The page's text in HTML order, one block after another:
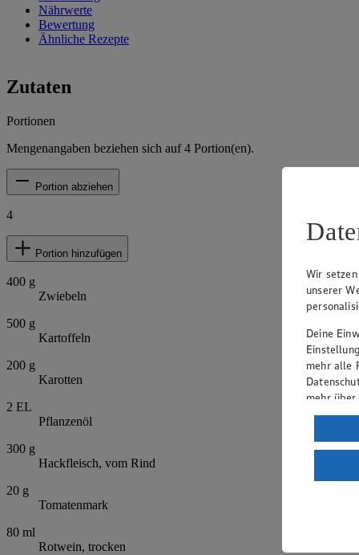
Nährwerte
Bewertung
Ähnliche Rezepte
Zutaten
Portionen
Mengenangaben beziehen sich auf4 Portion(en).
Portion abziehen
4
Portion hinzufügen
400 g
Zwiebeln
500 g
Kartoffeln
200 g
Karotten
2 EL
Pflanzenöl
300 g
Hackfleisch, vom Rind
20 g
Tomatenmark
80 ml
Rotwein, trocken
Wir
unserer
Deine
mehr alle
mehr
Wenn
einem